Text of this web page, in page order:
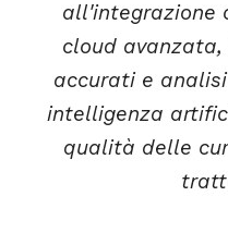
all'integrazione
cloud
accurati e
intelligenza
qualità delle